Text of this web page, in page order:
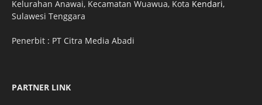
Kelurahan Anawai, Kecamatan Wuawua, Kota Kendari,
Sulawesi Tenggara
Penerbit : PT Citra Media Abadi
PARTNER LINK